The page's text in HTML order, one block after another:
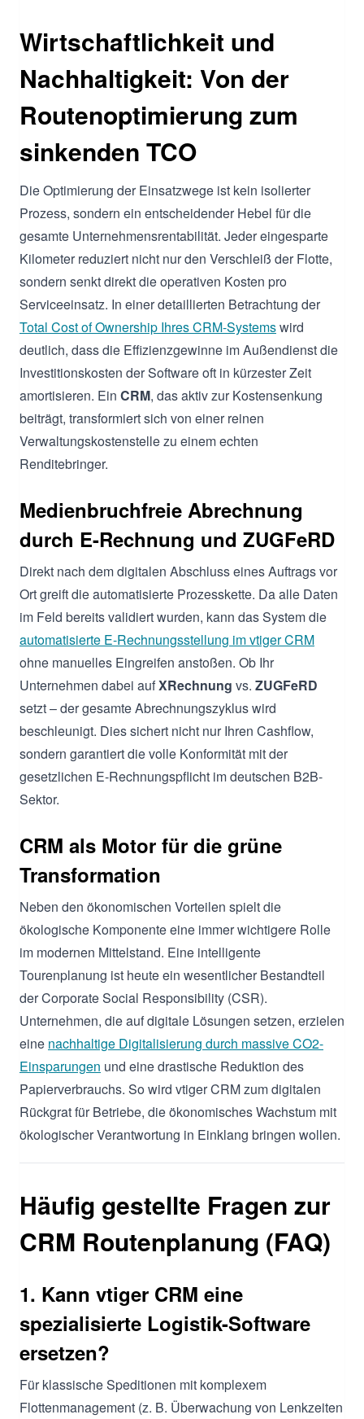
Wirtschaftlichkeit und
Nachhaltigkeit: Von der
Routenoptimierung zum
sinkenden TCO
Die Optimierung der Einsatzwege ist kein isolierter
Prozess, sondern ein entscheidender Hebel für die
gesamte Unternehmensrentabilität. Jeder eingesparte
Kilometer reduziert nicht nur den Verschleiß der Flotte,
sondern senkt direkt die operativen Kosten pro
Serviceeinsatz. In einer detaillierten Betrachtung der
Total Cost of Ownership Ihres CRM-Systemswird
deutlich, dass die Effizienzgewinne im Außendienst die
Investitionskosten der Software oft in kürzester Zeit
amortisieren. Ein CRM, das aktiv zur Kostensenkung
beiträgt, transformiert sich von einer reinen
Verwaltungskostenstelle zu einem echten
Renditebringer.
Medienbruchfreie Abrechnung
durch E-Rechnung und ZUGFeRD
Direkt nach dem digitalen Abschluss eines Auftrags vor
Ort greift die automatisierte Prozesskette. Da alle Daten
im Feld bereits validiert wurden, kann das System die
automatisierte E-Rechnungsstellung im vtiger CRM
ohne manuelles Eingreifen anstoßen. Ob Ihr
Unternehmen dabei aufXRechnung vs. ZUGFeRD
setzt – der gesamte Abrechnungszyklus wird
beschleunigt. Dies sichert nicht nur Ihren Cashflow,
sondern garantiert die volle Konformität mit der
gesetzlichen E-Rechnungspflicht im deutschen B2B-
Sektor.
CRM als Motor für die grüne
Transformation
Neben den ökonomischen Vorteilen spielt die
ökologische Komponente eine immer wichtigere Rolle
im modernen Mittelstand. Eine intelligente
Tourenplanung ist heute ein wesentlicher Bestandteil
der Corporate Social Responsibility (CSR).
Unternehmen, die auf digitale Lösungen setzen, erzielen
eine nachhaltige Digitalisierung durch massive CO2-
Einsparungen und eine drastische Reduktion des
Papierverbrauchs. So wird vtiger CRM zum digitalen
Rückgrat für Betriebe, die ökonomisches Wachstum mit
ökologischer Verantwortung in Einklang bringen wollen.
Häufig gestellte Fragen zur
CRM Routenplanung (FAQ)
1. Kann vtiger CRM eine
spezialisierte Logistik-Software
ersetzen?
Für klassische Speditionen mit komplexem
Flottenmanagement (z. B. Überwachung von Lenkzeiten